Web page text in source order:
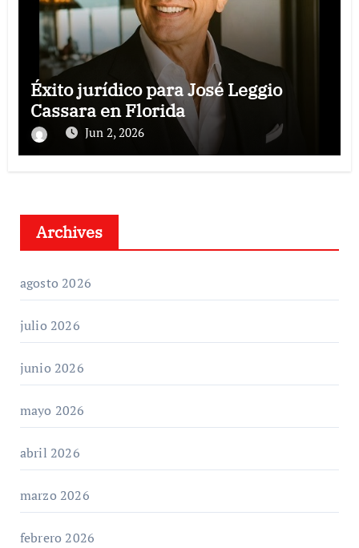
Éxito jurídico para José Leggio
Cassara en Florida
Jun 2, 2026
Archives
agosto 2026
julio 2026
junio 2026
mayo 2026
abril 2026
marzo 2026
febrero 2026